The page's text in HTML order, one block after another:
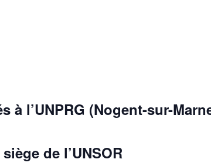
à l’UNPRG (Nogent-sur-
de l’UNSOR